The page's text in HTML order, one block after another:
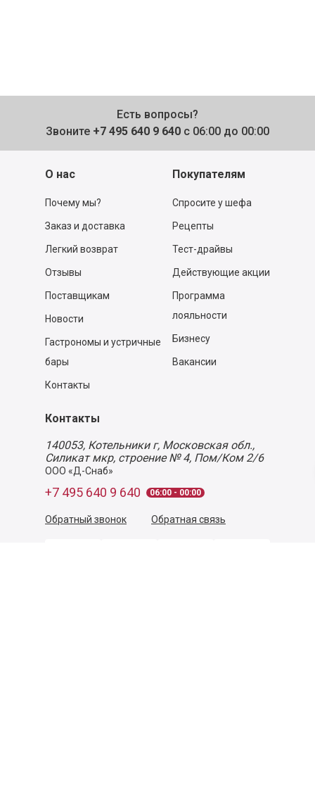
Есть вопросы?
Звоните +7 495 640 9 640 с 06:00 до 00:00
О нас
Почему мы?
Заказ и доставка
Легкий возврат
Отзывы
Поставщикам
Новости
Гастрономы и устричные
бары
Контакты
Покупателям
Спросите у шефа
Рецепты
Тест-драйвы
Действующие акции
Программа
лояльности
Бизнесу
Вакансии
Контакты
140053, Котельники г, Московская обл.,
Силикат мкр, строение № 4, Пом/Ком 2/6
ООО «Д-Снаб»
+7 495 640 9 640 06:00 - 00:00
Обратный звонок Обратная связь